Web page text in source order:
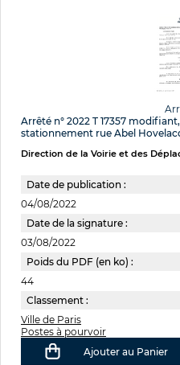
Arrêté n° 2022 T 17357
stationnement rue Abel
Direction de la Voirie et des
Date de publication :
04/08/2022
Date de la signature :
03/08/2022
Poids du PDF (en ko) :
44
Classement :
Ville de Paris
Postes à pourvoir
Ajouter au Panier